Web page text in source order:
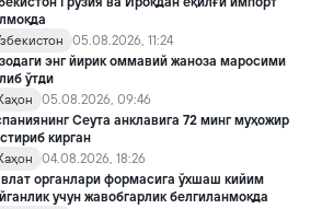
05.08.2026, 11:24
энг йирик оммавий жаноза маросими
ўтди
05.08.2026, 09:46
Сеута анклавига 72 минг муҳожир
кирган
04.08.2026, 18:26
органлари формасига ўхшаш кийим
учун жавобгарлик белгиланмоқда